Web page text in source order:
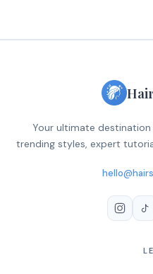
Your ultimate
trending styles, expert